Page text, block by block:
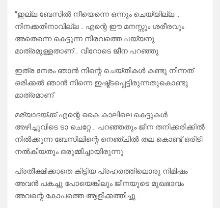
“ഇല്ല ബേസിൽ നീയെന്നെ ഒന്നും ചെയ്യില്ല ..
നിനക്കതിനാവില്ല .. എന്റെ ഈ മനസ്സും ശരീരവും
അതെന്നെ കെട്ടുന്ന നിരവത്തെ പയ്യനു
മാത്രമുള്ളതാണ് .. വീറോടെ ജീന പറഞ്ഞു
ഇത്ര നേരം ഞാൻ നിന്റെ ചെയ്തികൾ കണ്ടു നിന്നത്
ഒരിക്കൽ ഞാൻ നിന്നെ ഇഷ്ട്ടപ്പെട്ടിരുന്നതുകൊണ്ടു
മാത്രമാണ്
മര്യാദയ്ക്ക് എന്റെ കൈ കാലിലെ കെട്ടുകൾ
അഴിച്ചുവിടെ ടാ ചെറ്റേ .. പറഞ്ഞതും ജീന തനിക്കരിക്കിൽ
നിൽക്കുന്ന ബേസിലിന്റെ നെഞ്ചിൽ തല കൊണ്ട് ഒരിടി
നൽകിയതും ഒരുമ്മിച്ചായിരുന്നു
പ്രതീക്ഷിക്കാതെ കിട്ടിയ പ്രഹരത്തിലൊരു നിമിഷം
അവൻ പകച്ചു പോയെങ്കിലും ജീനയുടെ മുഖഭാവം
അവന്റെ കോപത്തെ ആളിക്കത്തിച്ചു ..